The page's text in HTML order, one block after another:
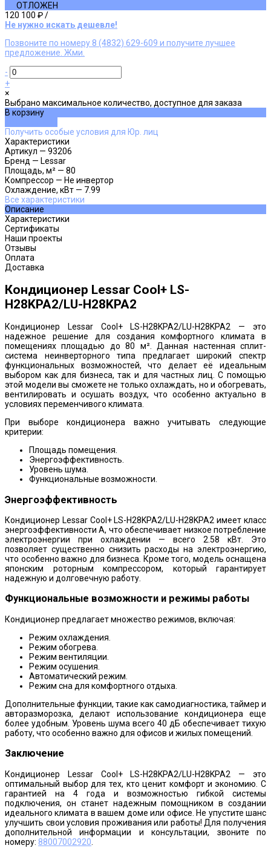
ОТЛОЖЕН
120 100 ₽/
Не нужно искать дешевле!
Позвоните по номеру 8 (4832) 629-609 и получите лучшее
предложение. Жми.
-
+
×
Выбрано максимальное количество, доступное для заказа
В корзину
Получить особые условия для Юр. лиц
Характеристики
Артикул — 93206
Бренд — Lessar
Площадь, м² — 80
Компрессор — Не инвертор
Охлаждение, кВт — 7.99
Все характеристики
Описание
Характеристики
Сертификаты
Наши проекты
Отзывы
Оплата
Доставка
Кондиционер Lessar Cool+ LS-
H28KPA2/LU-H28KPA2
Кондиционер Lessar Cool+ LS-H28KPA2/LU-H28KPA2 — это
надежное решение для создания комфортного климата в
помещениях площадью до 80 м². Данная настенная сплит-
система неинверторного типа предлагает широкий спектр
функциональных возможностей, что делает её идеальным
выбором как для бизнеса, так и для частных лиц. С помощью
этой модели вы сможете не только охлаждать, но и обогревать,
вентилировать и осушать воздух, что особенно актуально в
условиях переменчивого климата.
При выборе кондиционера важно учитывать следующие
критерии:
Площадь помещения.
Энергоэффективность.
Уровень шума.
Функциональные возможности.
Энергоэффективность
Кондиционер Lessar Cool+ LS-H28KPA2/LU-H28KPA2 имеет класс
энергоэффективности A, что обеспечивает низкое потребление
электроэнергии при охлаждении — всего 2.58 кВт. Это
позволяет существенно снизить расходы на электроэнергию,
что особенно важно для бизнеса. Кроме того, модель оснащена
японским роторным компрессором, который гарантирует
надежную и долговечную работу.
Функциональные возможности и режимы работы
Кондиционер предлагает множество режимов, включая:
Режим охлаждения.
Режим обогрева.
Режим вентиляции.
Режим осушения.
Автоматический режим.
Режим сна для комфортного отдыха.
Дополнительные функции, такие как самодиагностика, таймер и
авторазморозка, делают использование кондиционера еще
более удобным. Уровень шума всего 40 дБ обеспечивает тихую
работу, что особенно важно для офисов и жилых помещений.
Заключение
Кондиционер Lessar Cool+ LS-H28KPA2/LU-H28KPA2 — это
оптимальный выбор для тех, кто ценит комфорт и экономию. С
гарантией на 4 года и возможностью гибкой системы
подключения, он станет надежным помощником в создании
идеального климата в вашем доме или офисе. Не упустите шанс
улучшить свои условия проживания или работы! Для получения
дополнительной информации и консультации, звоните по
номеру: 88007002920